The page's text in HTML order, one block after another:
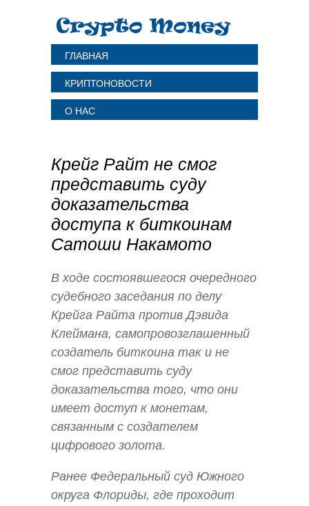
ГЛАВНАЯ
КРИПТОНОВОСТИ
О НАС
Крейг Райт не смог
представить суду
доказательства
доступа к биткоинам
Сатоши Накамото
В ходе состоявшегося очередного
судебного заседания по делу
Крейга Райта против Дэвида
Клеймана, самопровозглашенный
создатель биткоина так и не
смог представить суду
доказательства того, что они
имеет доступ к монетам,
связанным с создателем
цифрового золота.
Ранее Федеральный суд Южного
округа Флориды, где проходит